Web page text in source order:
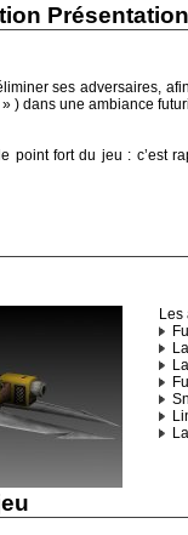
Présentation
ses adversaires,
) dans une ambiance
point fort du jeu : c’est
Les